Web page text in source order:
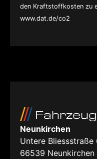
den Kraftstoffkosten zu
www.dat.de/co2
Neunkirchen
Untere Bliessstraße
66539 Neunkirchen